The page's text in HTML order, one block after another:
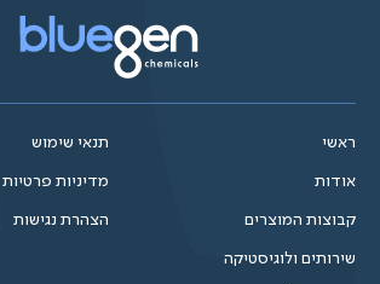
ראשי
אודות
קבוצות המוצרים
שירותים ולוגיסטיקה
תנאי שימוש
מדיניות פרטיות
הצהרת נגישות